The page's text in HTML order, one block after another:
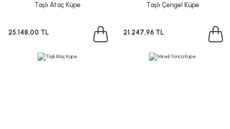
Taşlı Ataç Küpe
25.148,00 TL
Taşlı Çengel Küpe
21.247,96 TL